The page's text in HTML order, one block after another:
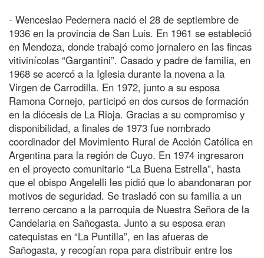
- Wenceslao Pedernera nació el 28 de septiembre de
1936 en la provincia de San Luis. En 1961 se estableció
en Mendoza, donde trabajó como jornalero en las fincas
vitivinícolas “Gargantini”. Casado y padre de familia, en
1968 se acercó a la Iglesia durante la novena a la
Virgen de Carrodilla. En 1972, junto a su esposa
Ramona Cornejo, participó en dos cursos de formación
en la diócesis de La Rioja. Gracias a su compromiso y
disponibilidad, a finales de 1973 fue nombrado
coordinador del Movimiento Rural de Acción Católica en
Argentina para la región de Cuyo. En 1974 ingresaron
en el proyecto comunitario “La Buena Estrella”, hasta
que el obispo Angelelli les pidió que lo abandonaran por
motivos de seguridad. Se trasladó con su familia a un
terreno cercano a la parroquia de Nuestra Señora de la
Candelaria en Sañogasta. Junto a su esposa eran
catequistas en “La Puntilla”, en las afueras de
Sañogasta, y recogían ropa para distribuir entre los